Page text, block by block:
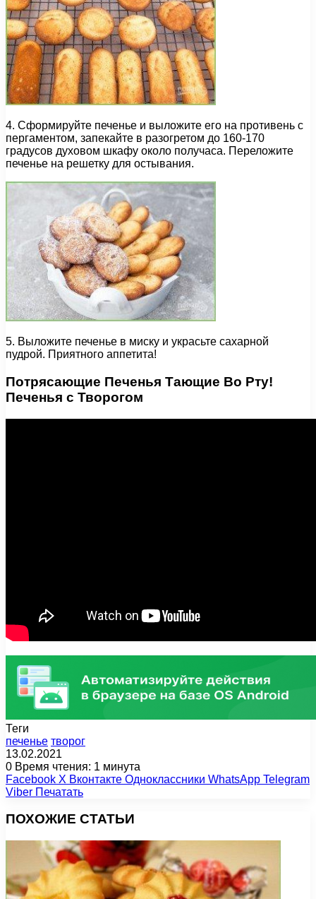
4. Сформируйте печенье и выложите его на противень с
пергаментом, запекайте в разогретом до 160-170
градусов духовом шкафу около получаса. Переложите
печенье на решетку для остывания.
5. Выложите печенье в миску и украсьте сахарной
пудрой. Приятного аппетита!
Потрясающие Печенья Тающие Во Рту!
Печенья с Творогом
Теги
печенье творог
13.02.2021
0 Время чтения: 1 минута
Facebook X Вконтакте Одноклассники WhatsApp Telegram
Viber Печатать
ПОХОЖИЕ СТАТЬИ